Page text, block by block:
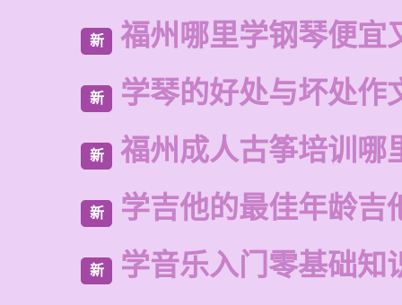
新 福州哪里学钢琴便宜
新 学琴的好处与坏处作
新 福州成人古筝培训哪
新 学吉他的最佳年龄吉
新 学音乐入门零基础知